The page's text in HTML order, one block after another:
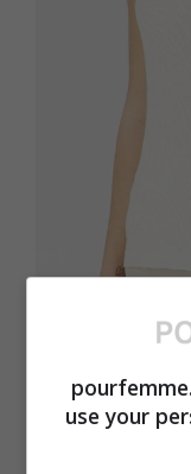
use your